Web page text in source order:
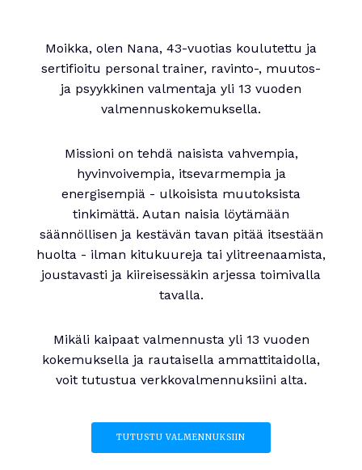
Moikka, olen Nana, 43-vuotias koulutettu ja
sertifioitu personal trainer, ravinto-, muutos-
ja psyykkinen valmentaja yli 13 vuoden
valmennuskokemuksella.
Missioni on tehdä naisista vahvempia,
hyvinvoivempia, itsevarmempia ja
energisempiä - ulkoisista muutoksista
tinkimättä. Autan naisia löytämään
säännöllisen ja kestävän tavan pitää itsestään
huolta - ilman kitukuureja tai ylitreenaamista,
joustavasti ja kiireisessäkin arjessa toimivalla
tavalla.
Mikäli kaipaat valmennusta yli 13 vuoden
kokemuksella ja rautaisella ammattitaidolla,
voit tutustua verkkovalmennuksiini alta.
TUTUSTU VALMENNUKSIIN